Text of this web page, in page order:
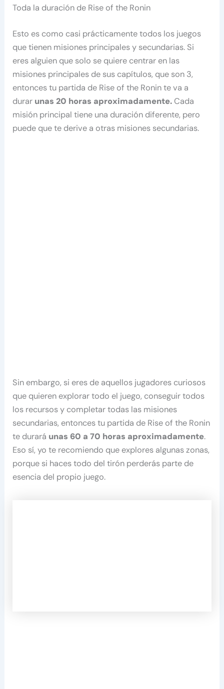
Toda la duración de Rise of the Ronin
Esto es como casi prácticamente todos los juegos
que tienen misiones principales y secundarias. Si
eres alguien que solo se quiere centrar en las
misiones principales de sus capítulos, que son 3,
entonces tu partida de Rise of the Ronin te va a
durar unas 20 horas aproximadamente.Cada
misión principal tiene una duración diferente, pero
puede que te derive a otras misiones secundarias.
Sin embargo, si eres de aquellos jugadores curiosos
que quieren explorar todo el juego, conseguir todos
los recursos y completar todas las misiones
secundarias, entonces tu partida de Rise of the Ronin
te durará unas 60 a 70 horas aproximadamente.
Eso sí, yo te recomiendo que explores algunas zonas,
porque si haces todo del tirón perderás parte de
esencia del propio juego.